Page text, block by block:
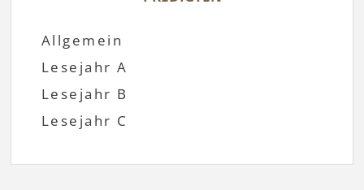
Allgemein
Lesejahr A
Lesejahr B
Lesejahr C